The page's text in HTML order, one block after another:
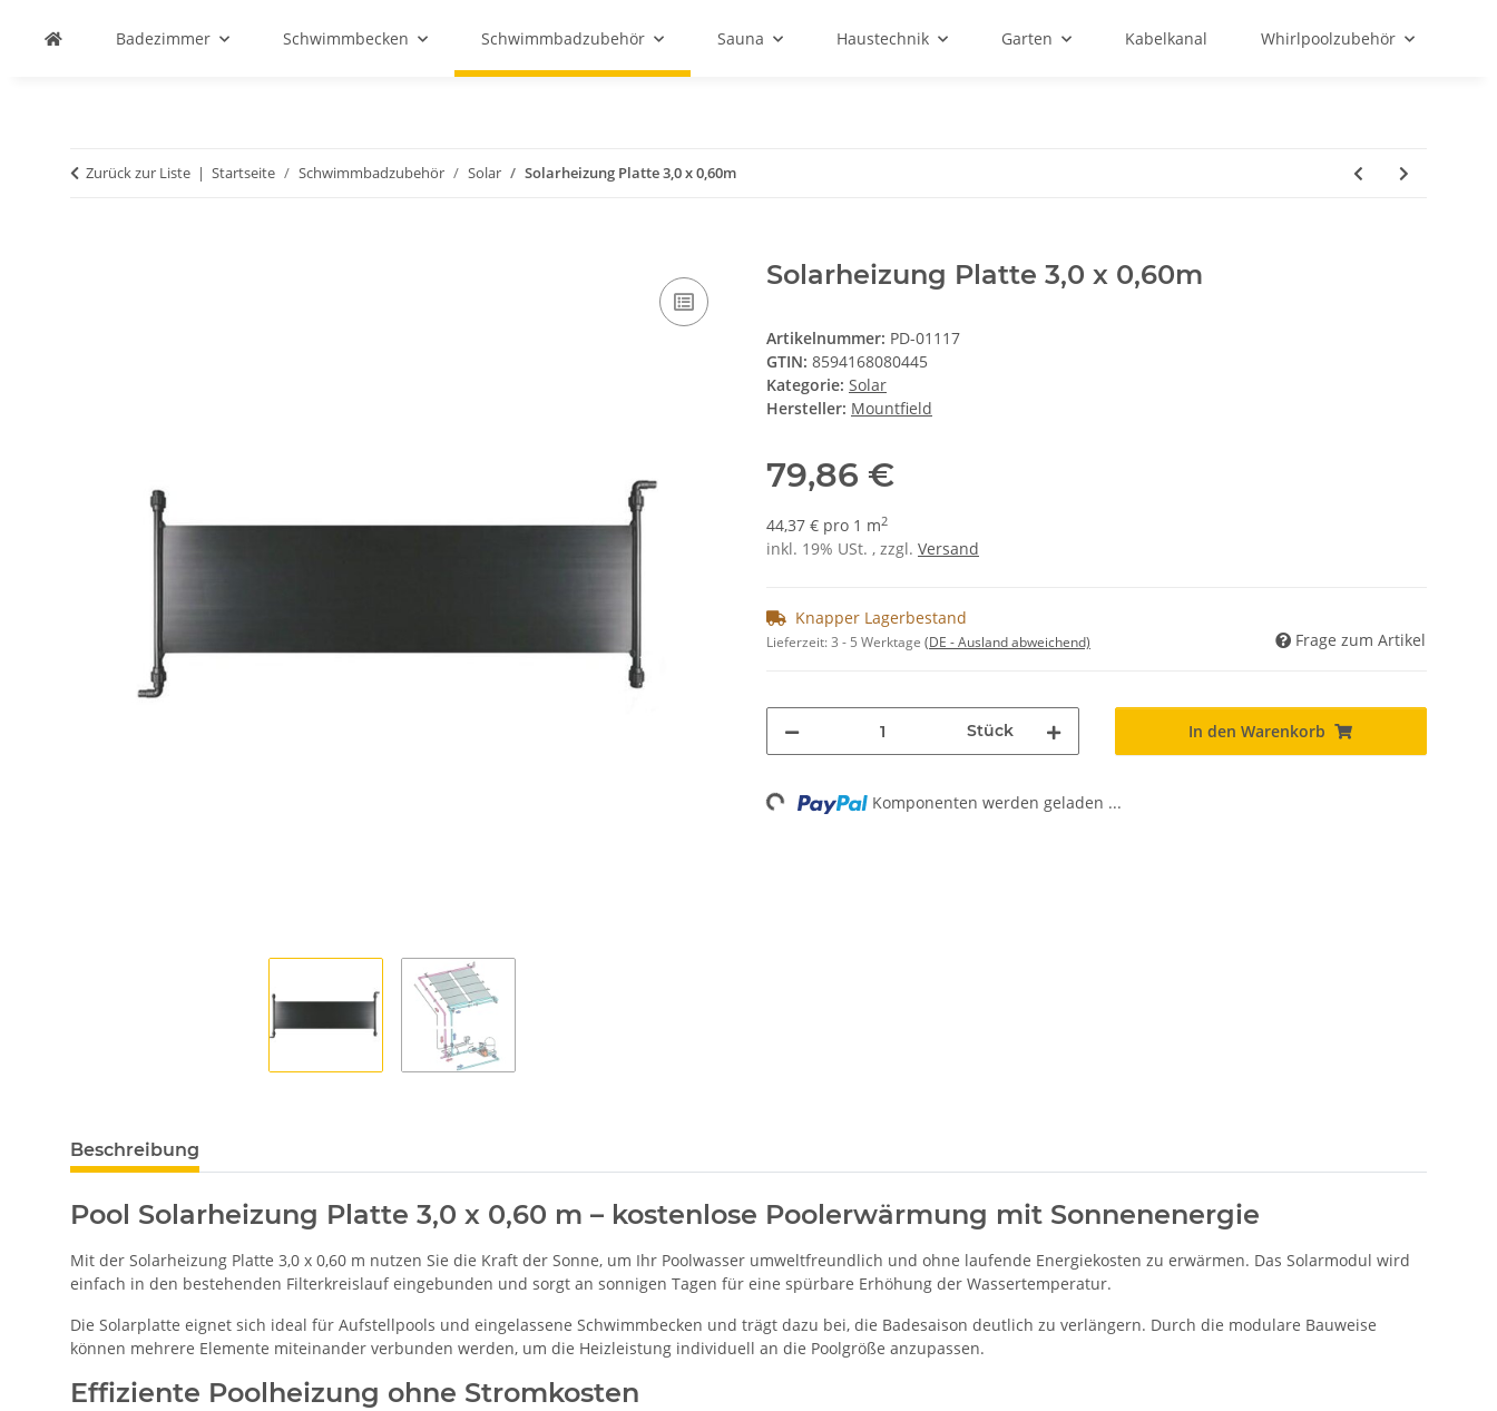
Badezimmer Schwimmbecken Schwimmbadzubehör Sauna Haustechnik Garten Kabelkanal Whirlpoolzubehör
Zurück zur Liste Startseite Schwimmbadzubehör Solar Solarheizung Platte 3,0 x 0,60m
Solarheizung Platte 3,0 x 0,60m
Artikelnummer: PD-01117
GTIN: 8594168080445
Kategorie: Solar
Hersteller: Mountfield
79,86 €
44,37 € pro 1 m2
inkl. 19% USt. , zzgl. Versand
Knapper Lagerbestand
Lieferzeit:3 - 5 Werktage (DE - Ausland abweichend) Frage zum Artikel
Stück In den Warenkorb
Loading... Komponenten werden geladen ...
Beschreibung
Pool Solarheizung Platte 3,0 x 0,60 m – kostenlose Poolerwärmung mit Sonnenenergie
Mit der Solarheizung Platte 3,0 x 0,60 m nutzen Sie die Kraft der Sonne, um Ihr Poolwasser umweltfreundlich und ohne laufende Energiekosten zu erwärmen. Das Solarmodul wird
einfach in den bestehenden Filterkreislauf eingebunden und sorgt an sonnigen Tagen für eine spürbare Erhöhung der Wassertemperatur.
Die Solarplatte eignet sich ideal für Aufstellpools und eingelassene Schwimmbecken und trägt dazu bei, die Badesaison deutlich zu verlängern. Durch die modulare Bauweise
können mehrere Elemente miteinander verbunden werden, um die Heizleistung individuell an die Poolgröße anzupassen.
Effiziente Poolheizung ohne Stromkosten